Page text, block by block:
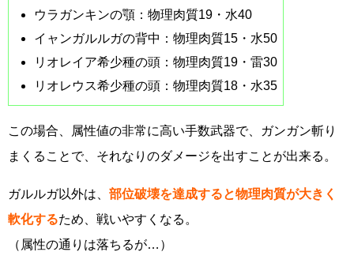
ウラガンキンの顎：物理肉質19・水40
イャンガルルガの背中：物理肉質15・水50
リオレイア希少種の頭：物理肉質19・雷30
リオレウス希少種の頭：物理肉質18・水35
この場合、属性値の非常に高い手数武器で、ガンガン斬り
まくることで、それなりのダメージを出すことが出来る。
ガルルガ以外は、 部位破壊を達成すると物理肉質が大きく
軟化するため、戦いやすくなる。
（属性の通りは落ちるが…）